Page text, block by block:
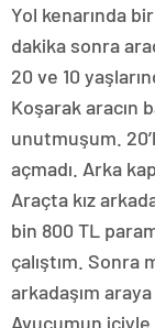
Yol kenarında
dakika sonra
20 ve 10
Koşarak aracın
unutmuşum.
açmadı. Arka
Araçta kız
bin 800 TL
çalıştım. Sonra
arkadaşım
Avucumun